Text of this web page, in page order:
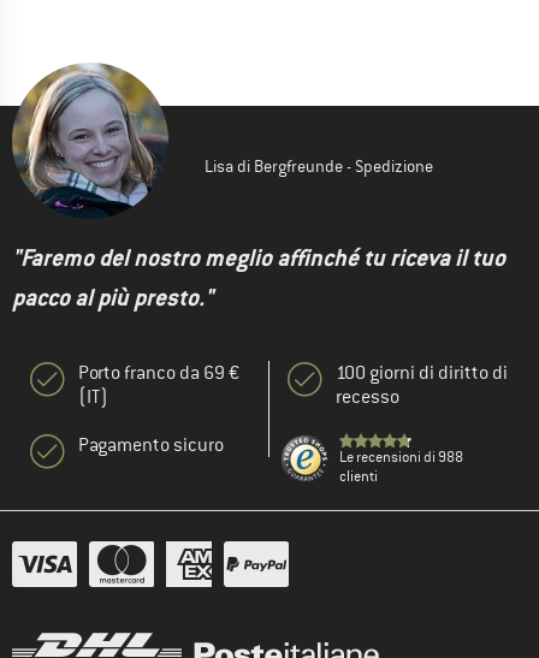
Lisa di Bergfreunde - Spedizione
"Faremo del nostro meglio affinché tu riceva il tuo
pacco al più presto."
Porto franco da 69 €
(IT)
Pagamento sicuro
100 giorni di diritto di
recesso
Le recensioni di 988
clienti